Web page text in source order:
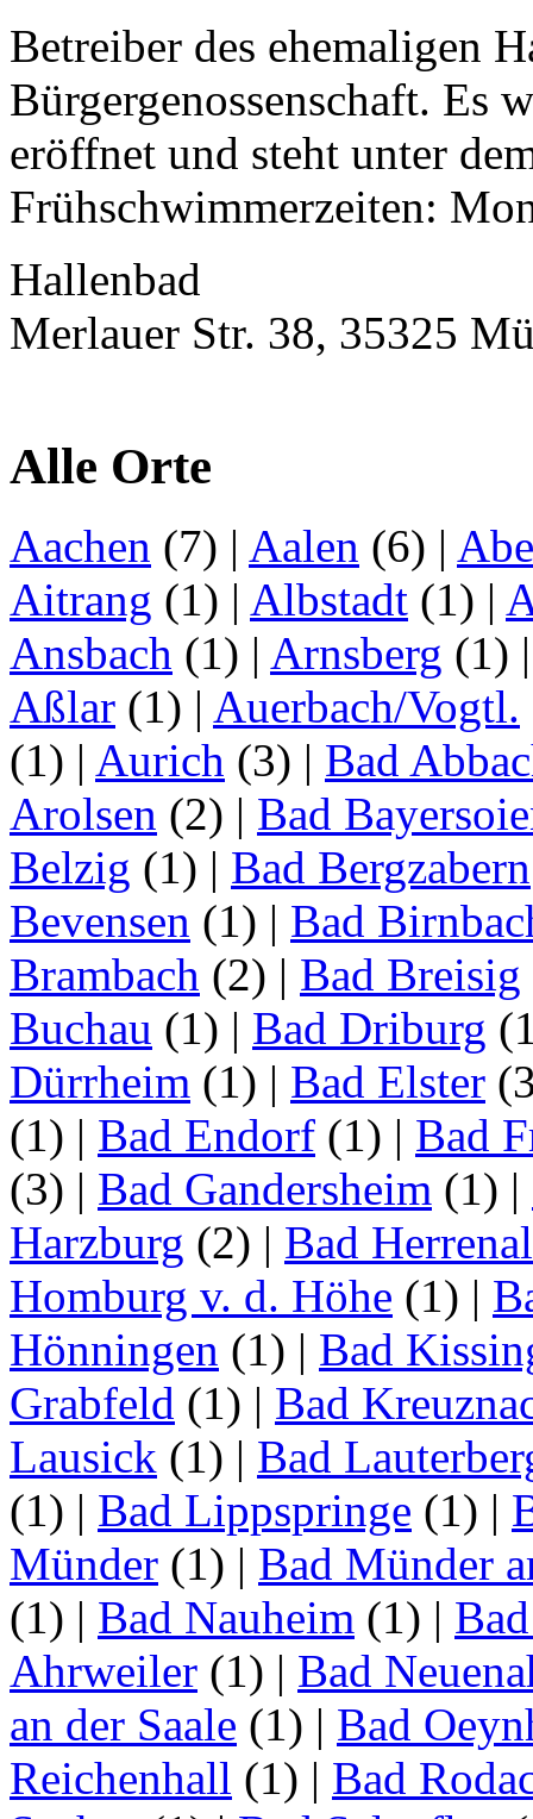
Betreiber des ehemaligen
Bürgergenossenschaft. Es
eröffnet und steht unter
Frühschwimmerzeiten:
Hallenbad
Merlauer Str. 38, 35325
Alle Orte
Aachen (7) | Aalen (6) |
Aitrang (1) | Albstadt (1) |
Ansbach (1) | Arnsberg (1)
Aßlar (1) | Auerbach/Vogtl.
(1) | Aurich (3) | Bad
Arolsen (2) | Bad
Belzig (1) | Bad Bergzabern
Bevensen (1) | Bad
Brambach (2) | Bad Breisig
Buchau (1) | Bad Driburg
Dürrheim (1) | Bad Elster
(1) | Bad Endorf (1) | Bad
(3) | Bad Gandersheim (1) |
Harzburg (2) | Bad
Homburg v. d. Höhe (1) |
Hönningen (1) | Bad
Grabfeld (1) | Bad
Lausick (1) | Bad
(1) | Bad Lippspringe (1) |
Münder (1) | Bad Münder
(1) | Bad Nauheim (1) |
Ahrweiler (1) | Bad
an der Saale (1) | Bad
Reichenhall (1) | Bad